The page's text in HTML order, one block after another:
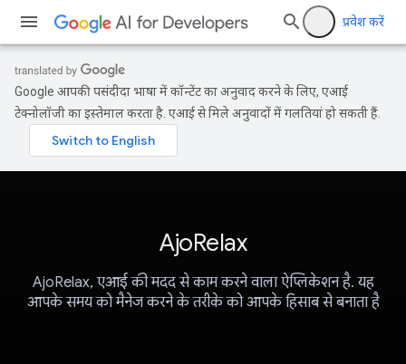
प्रवेश करें
Google आपकी पसंदीदा भाषा में कॉन्टेंट का अनुवाद करने के लिए, एआई
टेक्नोलॉजी का इस्तेमाल करता है. एआई से मिले अनुवादों में गलतियां हो सकती हैं.
AjoRelax
AjoRelax, एआई की मदद से काम करने वाला ऐप्लिकेशन है. यह
आपके समय को मैनेज करने के तरीके को आपके हिसाब से बनाता है